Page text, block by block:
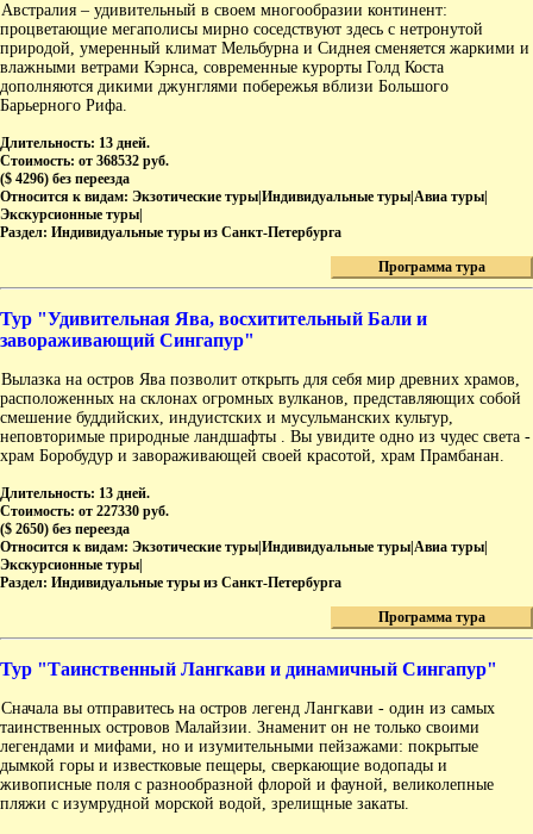
Австралия – удивительный в своем многообразии континент:
процветающие мегаполисы мирно соседствуют здесь с нетронутой
природой, умеренный климат Мельбурна и Сиднея сменяется жаркими и
влажными ветрами Кэрнса, современные курорты Голд Коста
дополняются дикими джунглями побережья вблизи Большого
Барьерного Рифа.
Длительность: 13 дней.
Стоимость: от 368532 руб.
($ 4296) без переезда
Относится к видам: Экзотические туры|Индивидуальные туры|Авиа туры|
Экскурсионные туры|
Раздел: Индивидуальные туры из Санкт-Петербурга
Программа тура
Тур "Удивительная Ява, восхитительный Бали и
завораживающий Сингапур"
Вылазка на остров Ява позволит открыть для себя мир древних храмов,
расположенных на склонах огромных вулканов, представляющих собой
смешение буддийских, индуистских и мусульманских культур,
неповторимые природные ландшафты . Вы увидите одно из чудес света -
храм Боробудур и завораживающей своей красотой, храм Прамбанан.
Длительность: 13 дней.
Стоимость: от 227330 руб.
($ 2650) без переезда
Относится к видам: Экзотические туры|Индивидуальные туры|Авиа туры|
Экскурсионные туры|
Раздел: Индивидуальные туры из Санкт-Петербурга
Программа тура
Тур "Таинственный Лангкави и динамичный Сингапур"
Сначала вы отправитесь на остров легенд Лангкави - один из самых
таинственных островов Малайзии. Знаменит он не только своими
легендами и мифами, но и изумительными пейзажами: покрытые
дымкой горы и известковые пещеры, сверкающие водопады и
живописные поля с разнообразной флорой и фауной, великолепные
пляжи с изумрудной морской водой, зрелищные закаты.